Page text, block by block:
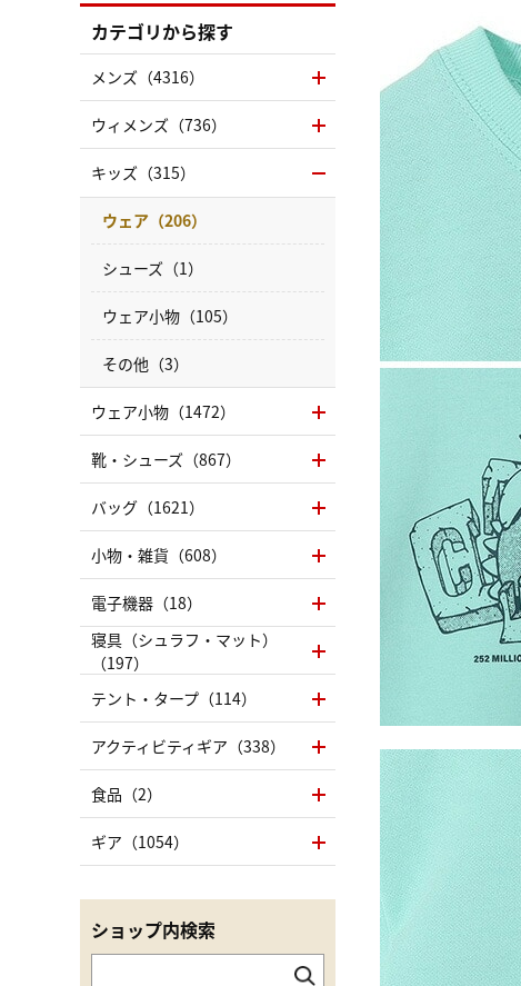
カテゴリから探す
メンズ（4316）
ウィメンズ（736）
キッズ（315）
ウェア（206）
シューズ（1）
ウェア小物（105）
その他（3）
ウェア小物（1472）
靴・シューズ（867）
バッグ（1621）
小物・雑貨（608）
電子機器（18）
寝具（シュラフ・マット）
（197）
テント・タープ（114）
アクティビティギア（338）
食品（2）
ギア（1054）
ショップ内検索